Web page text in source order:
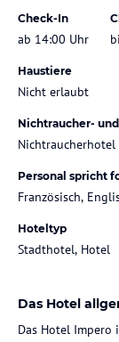
Check-In
ab 14:00 Uhr
Haustiere
Nicht erlaubt
Nichtraucher-
Nichtraucherhotel
Personal spricht
Französisch,
Hoteltyp
Stadthotel, Hotel
Das Hotel
Das Hotel Impero